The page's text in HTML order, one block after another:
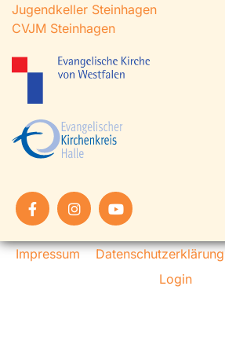
Jugendkeller Steinhagen
CVJM Steinhagen
Impressum Datenschutzerklärung
Login